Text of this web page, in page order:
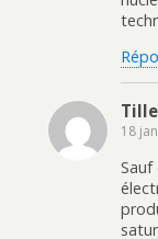
18